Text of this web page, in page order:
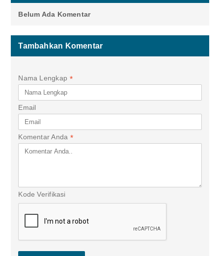
Belum Ada Komentar
Tambahkan Komentar
Nama Lengkap *
Email
Komentar Anda *
Kode Verifikasi